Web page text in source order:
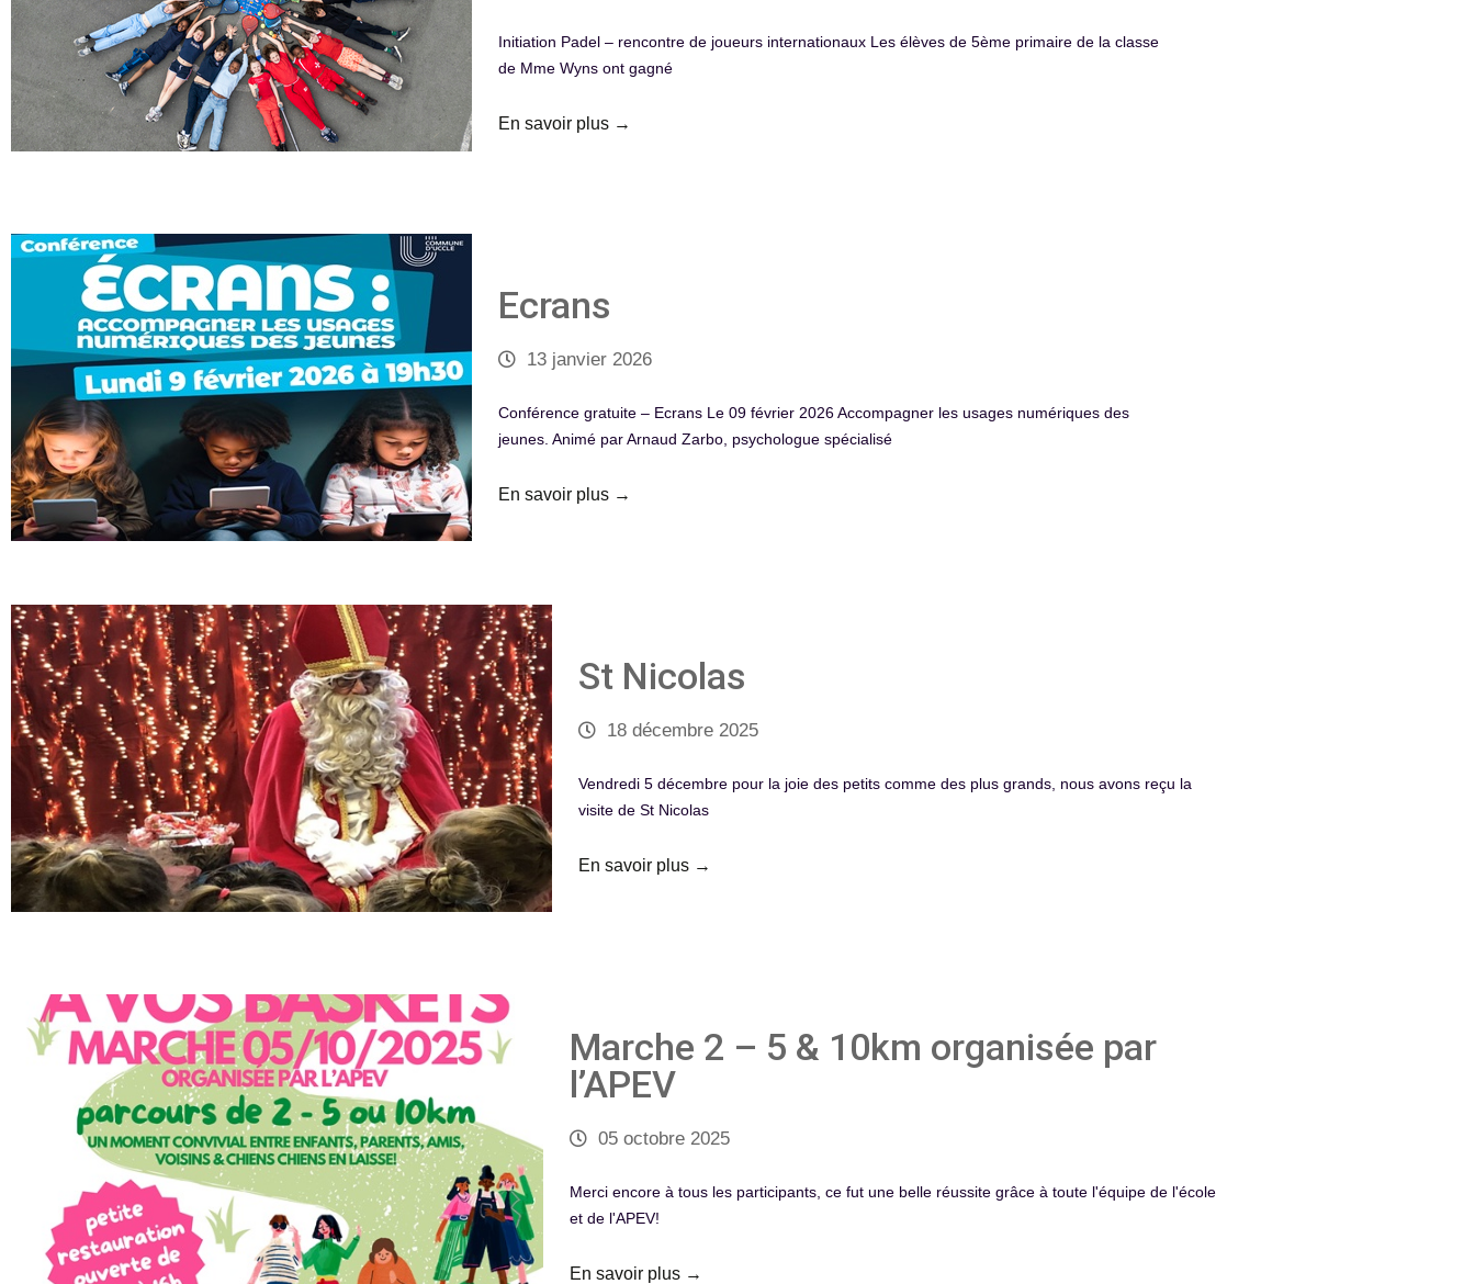
Initiation Padel – rencontre de joueurs internationaux Les élèves de 5ème primaire de la classe
de Mme Wyns ont gagné
En savoir plus →
Ecrans
13 janvier 2026
Conférence gratuite – Ecrans Le 09 février 2026 Accompagner les usages numériques des
jeunes. Animé par Arnaud Zarbo, psychologue spécialisé
En savoir plus →
St Nicolas
18 décembre 2025
Vendredi 5 décembre pour la joie des petits comme des plus grands, nous avons reçu la
visite de St Nicolas
En savoir plus →
Marche 2 – 5 & 10km organisée par
l’APEV
05 octobre 2025
Merci encore à tous les participants, ce fut une belle réussite grâce à toute l'équipe de l'école
et de l'APEV!
En savoir plus →